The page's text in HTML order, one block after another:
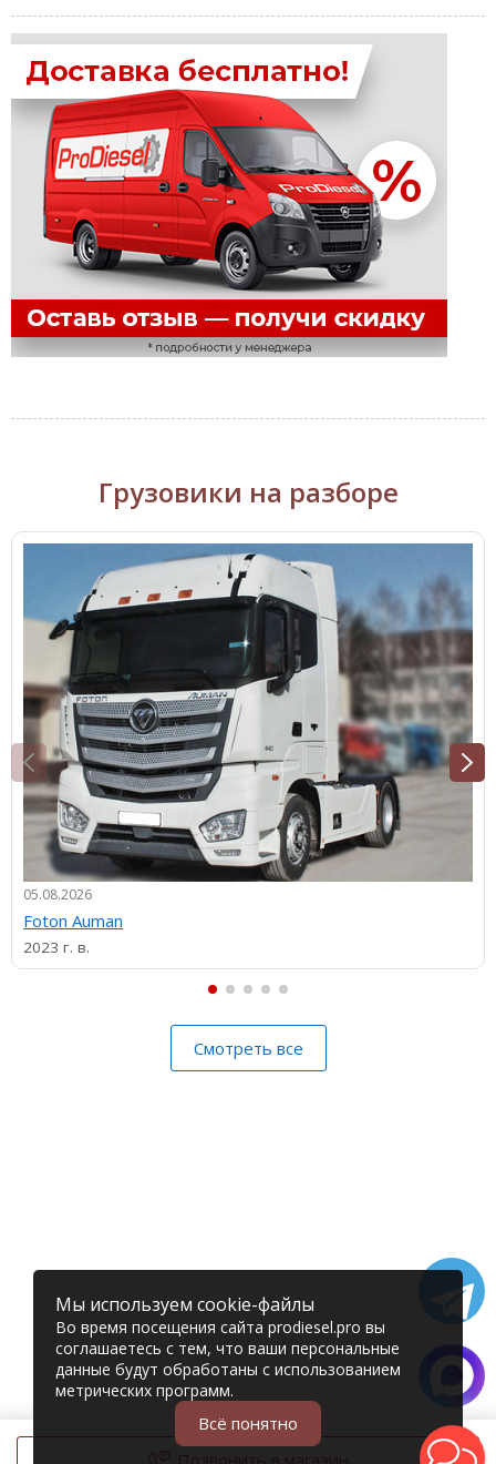
Грузовики на разборе
05.08.2026
Foton Auman
2023 г. в.
Смотреть все
Мы используем cookie-файлы
Во время посещения сайта prodiesel.pro вы
соглашаетесь с тем, что ваши персональные
данные будут обработаны с использованием
метрических программ.
Всё понятно